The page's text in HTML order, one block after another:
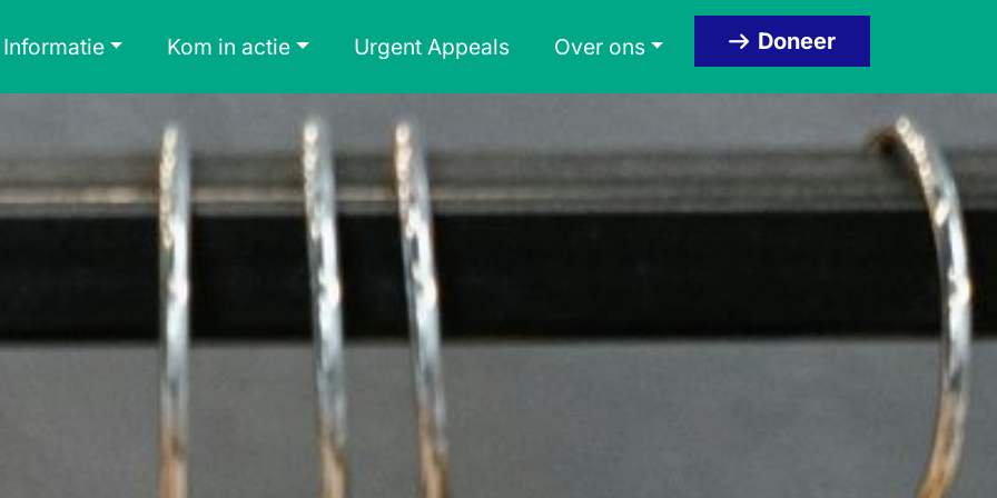
Informatie Kom in actie Urgent Appeals Over ons Doneer